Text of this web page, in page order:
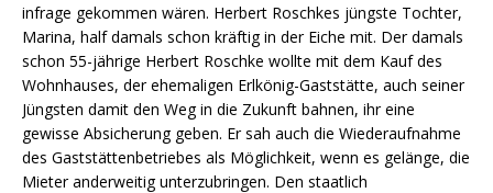
infrage gekommen wären. Herbert Roschkes jüngste Tochter,
Marina, half damals schon kräftig in der Eiche mit. Der damals
schon 55-jährige Herbert Roschke wollte mit dem Kauf des
Wohnhauses, der ehemaligen Erlkönig-Gaststätte, auch seiner
Jüngsten damit den Weg in die Zukunft bahnen, ihr eine
gewisse Absicherung geben. Er sah auch die Wiederaufnahme
des Gaststättenbetriebes als Möglichkeit, wenn es gelänge, die
Mieter anderweitig unterzubringen. Den staatlich